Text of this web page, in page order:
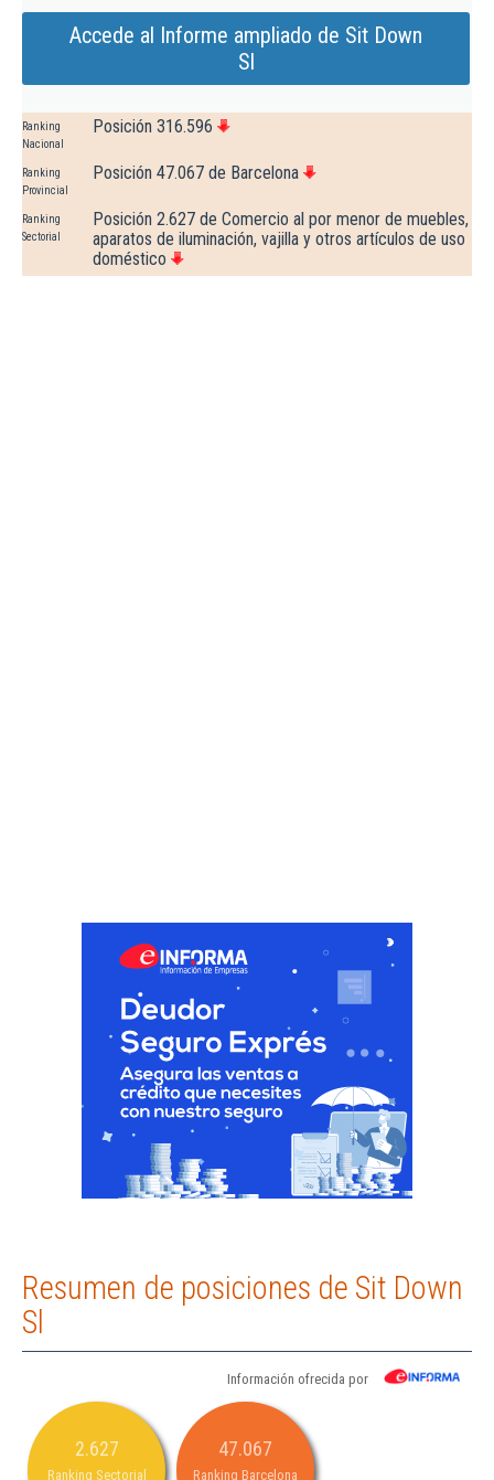
Accede al Informe ampliado de Sit Down
Sl
Ranking
Nacional
Posición 316.596
Ranking
Provincial
Posición 47.067 de Barcelona
Ranking
Sectorial
Posición 2.627 de Comercio al por menor de muebles,
aparatos de iluminación, vajilla y otros artículos de uso
doméstico
Resumen de posiciones de Sit Down
Sl
Información ofrecida por
2.627
Ranking Sectorial
47.067
Ranking Barcelona